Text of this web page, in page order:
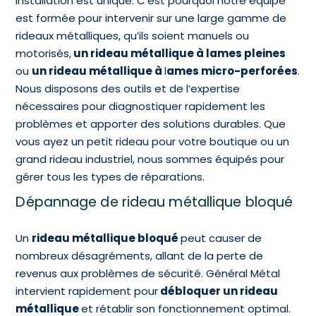
est formée pour intervenir sur une large gamme de
rideaux métalliques, qu’ils soient manuels ou
motorisés,un rideau métallique à lames pleines
ou un rideau métallique àlames micro-perforées.
Nous disposons des outils et de l’expertise
nécessaires pour diagnostiquer rapidement les
problèmes et apporter des solutions durables. Que
vous ayez un petit rideau pour votre boutique ou un
grand rideau industriel, nous sommes équipés pour
gérer tous les types de réparations.
Dépannage de rideau métallique bloqué
Un rideau métallique bloquépeut causer de
nombreux désagréments, allant de la perte de
revenus aux problèmes de sécurité. Général Métal
intervient rapidement pourdébloquer un rideau
métalliqueet rétablir son fonctionnement optimal.